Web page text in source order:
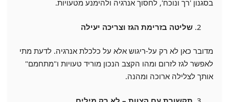
בסגנון 'רך ונוכח', לחסוך אנרגיה ולהימנע מטעויות.
שליטה בזרימת הגז וצריכה יעילה
מדובר כאן לא רק על-ריגוש אלא על כלכלת אנרגיה. לדעת מתי
לאפשר לגז לזרום ומהו הקצב הנכון מוריד טעויות ו"מתחמם"
אותך לצלילה ארוכה ומהנה.